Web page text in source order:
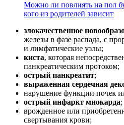
Можно ли повлиять на пол
кого из родителей зависит
злокачественное
железы в фазе распада, с
и лимфатические узлы;
киста, которая
панкреатическим протоком;
острый панкреатит;
выраженная сердечная
нарушение функции почек
острый инфаркт миокарда;
врожденное или
свертывания крови;